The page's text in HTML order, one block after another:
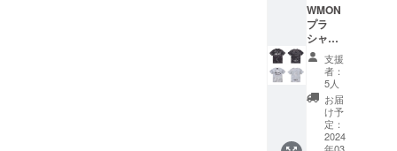
WMON
プラ
シャツ
サイ
ズ
S.M.L.X
L 今大
会協賛
してい
ただい
支援
者：
5人
お届
け予
定：
2024
年03